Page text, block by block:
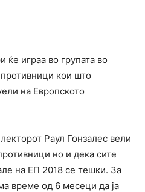
ќе играа во групата во
кои што
на Европското
Раул Гонзалес вели
но и дека сите
на ЕП 2018 се тешки. За
време од 6 месеци да ја